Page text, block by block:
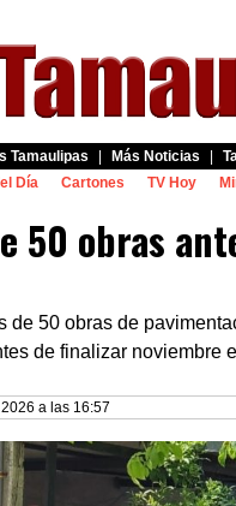
Tamaulipas Más Noticias
Día Cartones TV Hoy
50 obras
de 50 obras de
de finalizar noviembre
a las 16:57